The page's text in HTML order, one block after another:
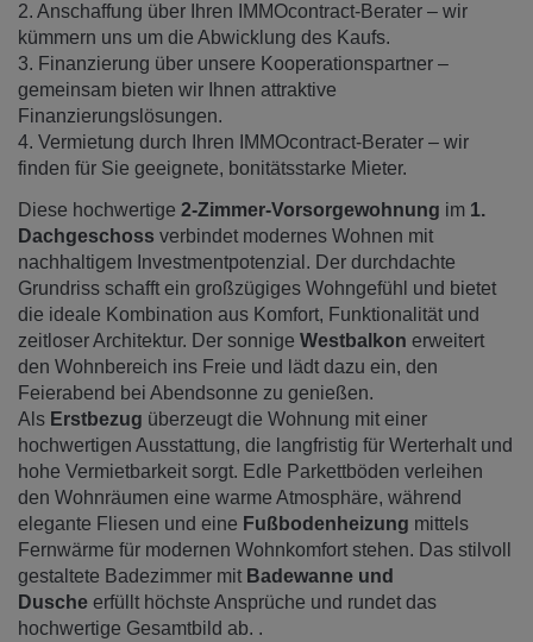
2. Anschaffung über Ihren IMMOcontract-Berater – wir
kümmern uns um die Abwicklung des Kaufs.
3. Finanzierung über unsere Kooperationspartner –
gemeinsam bieten wir Ihnen attraktive
Finanzierungslösungen.
4. Vermietung durch Ihren IMMOcontract-Berater – wir
finden für Sie geeignete, bonitätsstarke Mieter.
Diese hochwertige 2-Zimmer-Vorsorgewohnung im 1.
Dachgeschoss verbindet modernes Wohnen mit
nachhaltigem Investmentpotenzial. Der durchdachte
Grundriss schafft ein großzügiges Wohngefühl und bietet
die ideale Kombination aus Komfort, Funktionalität und
zeitloser Architektur. Der sonnige Westbalkon erweitert
den Wohnbereich ins Freie und lädt dazu ein, den
Feierabend bei Abendsonne zu genießen.
Als Erstbezug überzeugt die Wohnung mit einer
hochwertigen Ausstattung, die langfristig für Werterhalt und
hohe Vermietbarkeit sorgt. Edle Parkettböden verleihen
den Wohnräumen eine warme Atmosphäre, während
elegante Fliesen und eine Fußbodenheizung mittels
Fernwärme für modernen Wohnkomfort stehen. Das stilvoll
gestaltete Badezimmer mit Badewanne und
Dusche erfüllt höchste Ansprüche und rundet das
hochwertige Gesamtbild ab. .